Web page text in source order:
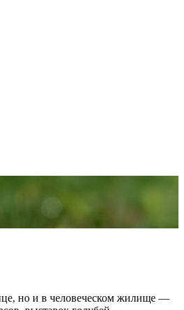
но и в человеческом жилище —